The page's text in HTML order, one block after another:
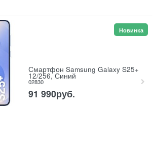
Смартфон Samsung Galaxy S25+
12/256, Синий
02830
91 990руб.
Новинка